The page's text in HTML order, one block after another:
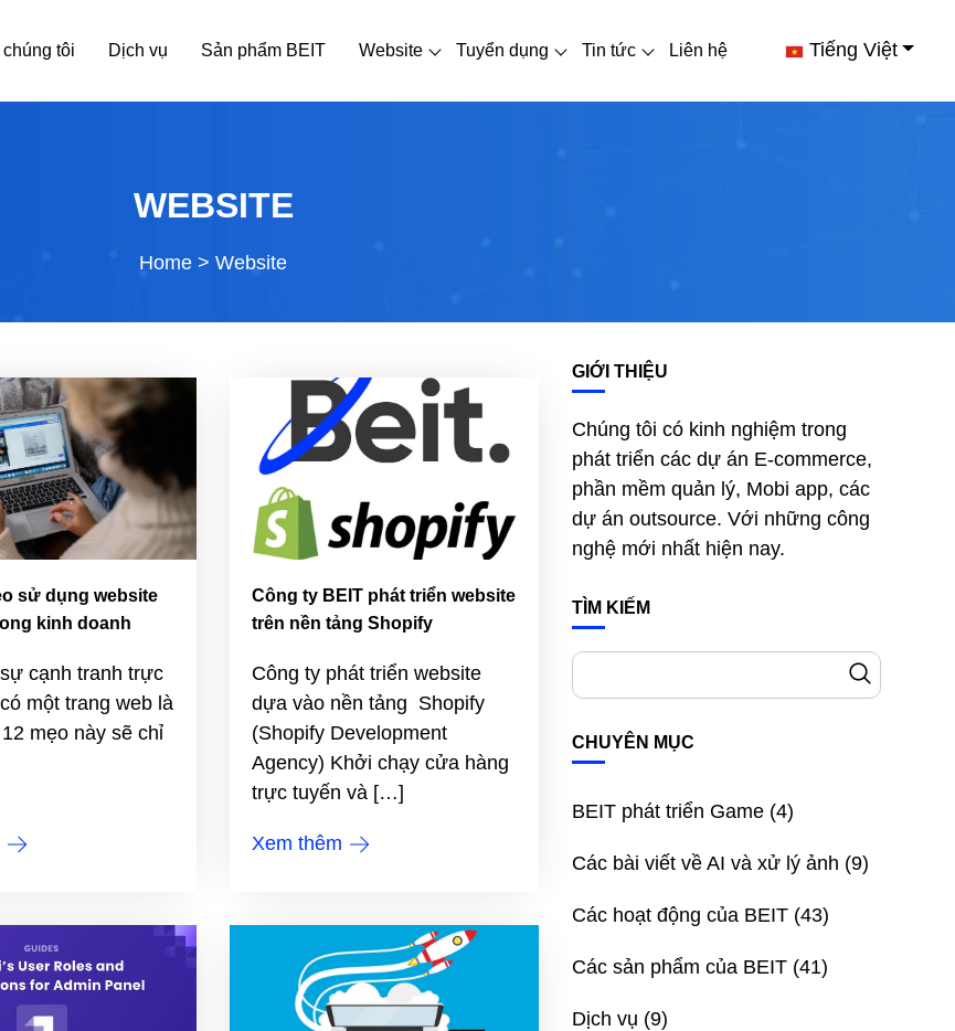
tôi Dịch vụ Sản phẩm BEIT Website Tuyển dụng Tin tức Liên hệ Tiếng Việt
Home > Website
WEBSITE
sử dụng website
kinh doanh
cạnh tranh trực
một trang web là
mẹo này sẽ chỉ
Công ty BEIT phát triển website
trên nền tảng Shopify
Công ty phát triển website
dựa vào nền tảng Shopify
(Shopify Development
Agency) Khởi chạy cửa hàng
trực tuyến và […]
Xem thêm
GIỚI THIỆU
Chúng tôi có kinh nghiệm trong
phát triển các dự án E-commerce,
phần mềm quản lý, Mobi app, các
dự án outsource. Với những công
nghệ mới nhất hiện nay.
TÌM KIẾM
CHUYÊN MỤC
BEIT phát triển Game (4)
Các bài viết về AI và xử lý ảnh (9)
Các hoạt động của BEIT (43)
Các sản phẩm của BEIT (41)
Dịch vụ (9)